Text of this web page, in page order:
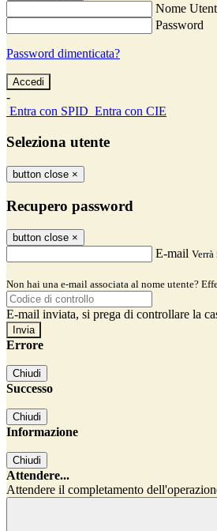
Nome
Password
Password dimenticata?
-
Entra con SPID Entra con CIE
Seleziona utente
button close ×
Recupero password
button close ×
E-mail
Non hai una e-mail associata al nome utente?
E-mail inviata, si prega di controllare la
Errore
Chiudi
Successo
Chiudi
Informazione
Chiudi
Attendere...
Attendere il completamento